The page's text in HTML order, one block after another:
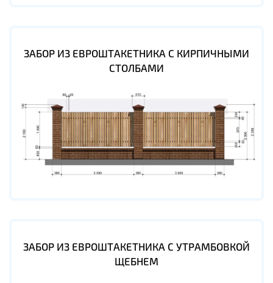
ЗАБОР ИЗ ЕВРОШТАКЕТНИКА С КИРПИЧНЫМИ
СТОЛБАМИ
ЗАБОР ИЗ ЕВРОШТАКЕТНИКА С УТРАМБОВКОЙ
ЩЕБНЕМ